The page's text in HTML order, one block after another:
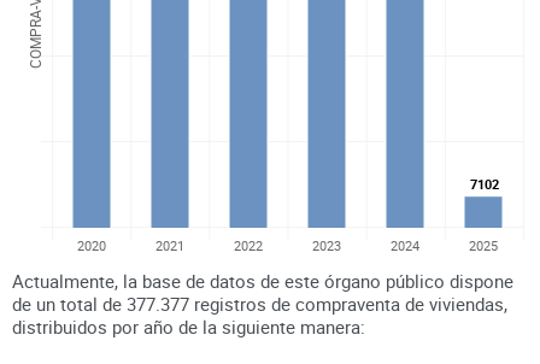
7102
7102
2020 2021 2022 2023 2024 2025
Actualmente, la base de datos de este órgano público dispone
de un total de 377.377 registros de compraventa de viviendas,
distribuidos por año de la siguiente manera: